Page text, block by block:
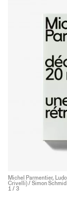
Michel Parmentier,
Crivelli) / Simon
1 / 3